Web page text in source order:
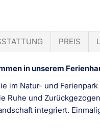
PREIS
in unserem
im Natur- und
Ruhe und
integriert.